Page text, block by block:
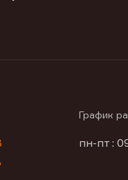
График
пн-пт :